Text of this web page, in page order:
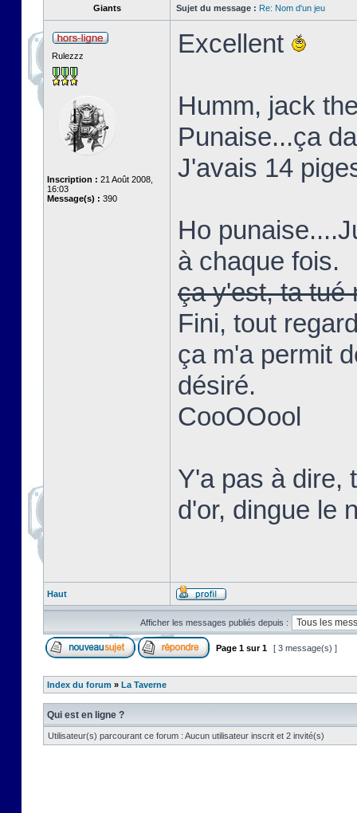
Giants Sujet du message : Re: Nom d'un jeu
Rulezzz
Inscription : 21 Août 2008,
16:03
Message(s) : 390
Excellent
Humm, jack
Punaise...ça
J'avais 14
Ho
à chaque fois.
ça y'est, ta tué
Fini, tout
ça m'a permit
désiré.
CooOOool
Y'a pas à dire,
d'or, dingue le
Haut
Afficher les messages publiés depuis :
Page 1 sur1 [ 3 message(s) ]
Index du forum » La Taverne
Qui est en ligne ?
Utilisateur(s) parcourant ce forum : Aucun utilisateur inscrit et 2 invité(s)